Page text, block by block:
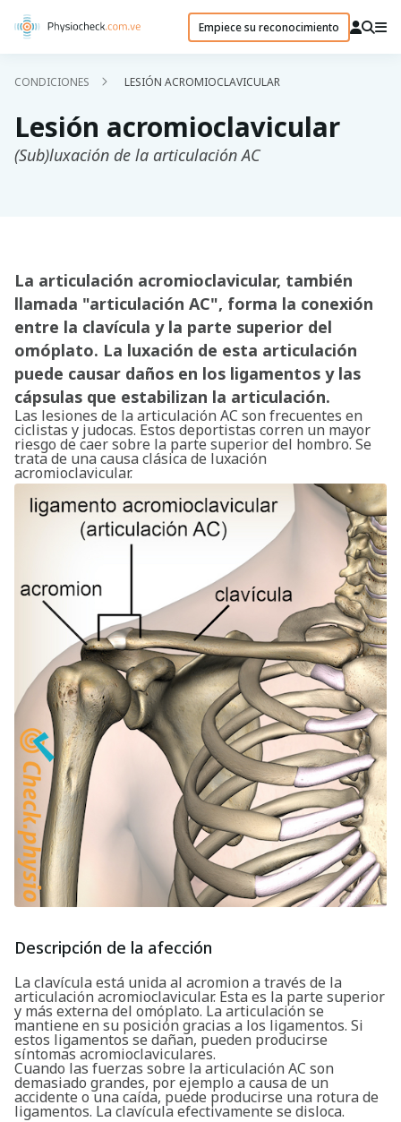
Empiece su reconocimiento
CONDICIONES LESIÓN ACROMIOCLAVICULAR
Lesión acromioclavicular
(Sub)luxación de la articulación AC
La articulación acromioclavicular, también
llamada "articulación AC", forma la conexión
entre la clavícula y la parte superior del
omóplato. La luxación de esta articulación
puede causar daños en los ligamentos y las
cápsulas que estabilizan la articulación.
Las lesiones de la articulación AC son frecuentes en
ciclistas y judocas. Estos deportistas corren un mayor
riesgo de caer sobre la parte superior del hombro. Se
trata de una causa clásica de luxación
acromioclavicular.
Descripción de la afección
La clavícula está unida al acromion a través de la
articulación acromioclavicular. Esta es la parte superior
y más externa del omóplato. La articulación se
mantiene en su posición gracias a los ligamentos. Si
estos ligamentos se dañan, pueden producirse
síntomas acromioclaviculares.
Cuando las fuerzas sobre la articulación AC son
demasiado grandes, por ejemplo a causa de un
accidente o una caída, puede producirse una rotura de
ligamentos. La clavícula efectivamente se disloca.